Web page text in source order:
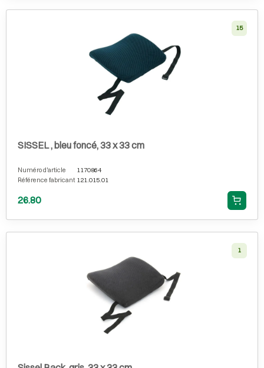
15
SISSEL , bleu foncé, 33 x 33 cm
Numéro d'article
1170864
Référence fabricant 121.015.01
26.80
1